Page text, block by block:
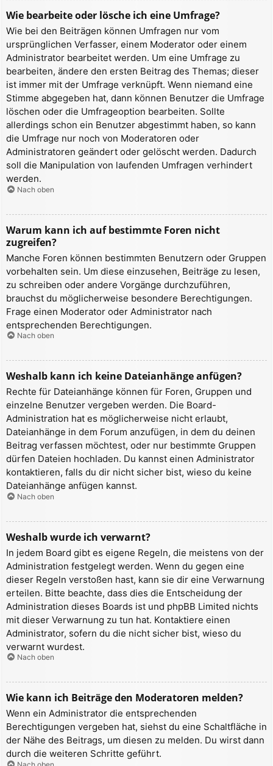
Wie bearbeite oder lösche ich eine Umfrage?
Wie bei den Beiträgen können Umfragen nur vom
ursprünglichen Verfasser, einem Moderator oder einem
Administrator bearbeitet werden. Um eine Umfrage zu
bearbeiten, ändere den ersten Beitrag des Themas; dieser
ist immer mit der Umfrage verknüpft. Wenn niemand eine
Stimme abgegeben hat, dann können Benutzer die Umfrage
löschen oder die Umfrageoption bearbeiten. Sollte
allerdings schon ein Benutzer abgestimmt haben, so kann
die Umfrage nur noch von Moderatoren oder
Administratoren geändert oder gelöscht werden. Dadurch
soll die Manipulation von laufenden Umfragen verhindert
werden.
Nach oben
Warum kann ich auf bestimmte Foren nicht
zugreifen?
Manche Foren können bestimmten Benutzern oder Gruppen
vorbehalten sein. Um diese einzusehen, Beiträge zu lesen,
zu schreiben oder andere Vorgänge durchzuführen,
brauchst du möglicherweise besondere Berechtigungen.
Frage einen Moderator oder Administrator nach
entsprechenden Berechtigungen.
Nach oben
Weshalb kann ich keine Dateianhänge anfügen?
Rechte für Dateianhänge können für Foren, Gruppen und
einzelne Benutzer vergeben werden. Die Board-
Administration hat es möglicherweise nicht erlaubt,
Dateianhänge in dem Forum anzufügen, in dem du deinen
Beitrag verfassen möchtest, oder nur bestimmte Gruppen
dürfen Dateien hochladen. Du kannst einen Administrator
kontaktieren, falls du dir nicht sicher bist, wieso du keine
Dateianhänge anfügen kannst.
Nach oben
Weshalb wurde ich verwarnt?
In jedem Board gibt es eigene Regeln, die meistens von der
Administration festgelegt werden. Wenn du gegen eine
dieser Regeln verstoßen hast, kann sie dir eine Verwarnung
erteilen. Bitte beachte, dass dies die Entscheidung der
Administration dieses Boards ist und phpBB Limited nichts
mit dieser Verwarnung zu tun hat. Kontaktiere einen
Administrator, sofern du die nicht sicher bist, wieso du
verwarnt wurdest.
Nach oben
Wie kann ich Beiträge den Moderatoren melden?
Wenn ein Administrator die entsprechenden
Berechtigungen vergeben hat, siehst du eine Schaltfläche in
der Nähe des Beitrags, um diesen zu melden. Du wirst dann
durch die weiteren Schritte geführt.